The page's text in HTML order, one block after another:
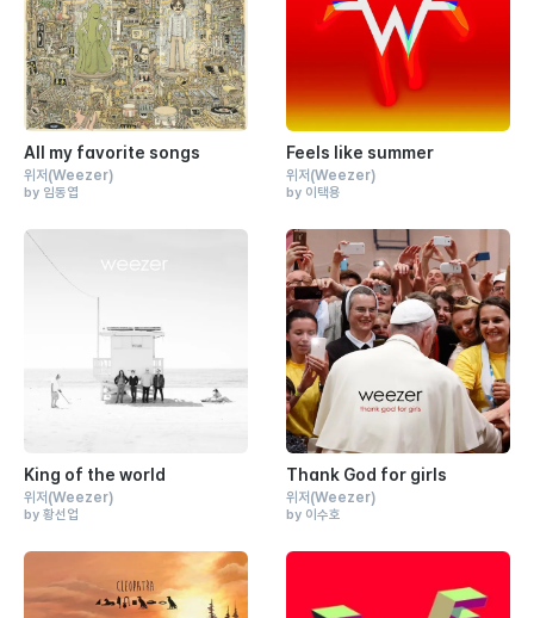
All my favorite songs
위저 (Weezer)
by 임동엽
Feels like summer
위저 (Weezer)
by 이택용
King of the world
위저 (Weezer)
by 황선업
Thank God for girls
위저 (Weezer)
by 이수호